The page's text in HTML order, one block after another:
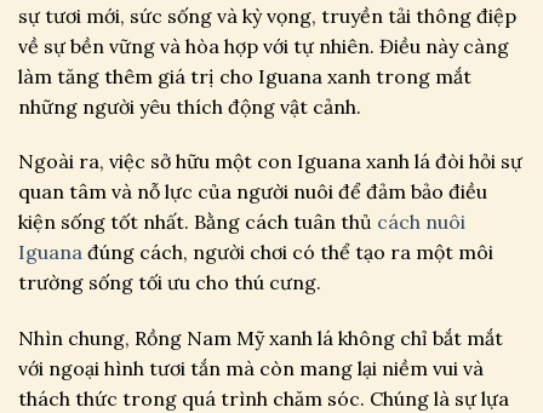
sự tươi mới, sức sống và kỳ vọng, truyền tải thông điệp
về sự bền vững và hòa hợp với tự nhiên. Điều này càng
làm tăng thêm giá trị cho Iguana xanh trong mắt
những người yêu thích động vật cảnh.
Ngoài ra, việc sở hữu một con Iguana xanh lá đòi hỏi sự
quan tâm và nỗ lực của người nuôi để đảm bảo điều
kiện sống tốt nhất. Bằng cách tuân thủ cách nuôi
Iguana đúng cách, người chơi có thể tạo ra một môi
trường sống tối ưu cho thú cưng.
Nhìn chung, Rồng Nam Mỹ xanh lá không chỉ bắt mắt
với ngoại hình tươi tắn mà còn mang lại niềm vui và
thách thức trong quá trình chăm sóc. Chúng là sự lựa